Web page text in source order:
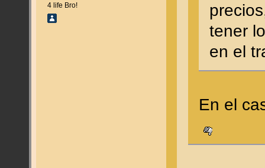
4 life Bro!
tener
en el
En el